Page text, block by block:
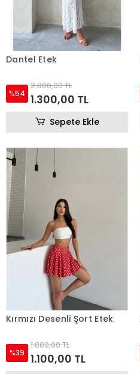
Dantel Etek
%54
2.800,00 TL
1.300,00 TL
Sepete Ekle
Kırmızı Desenli Şort Etek
%39
1.800,00 TL
1.100,00 TL